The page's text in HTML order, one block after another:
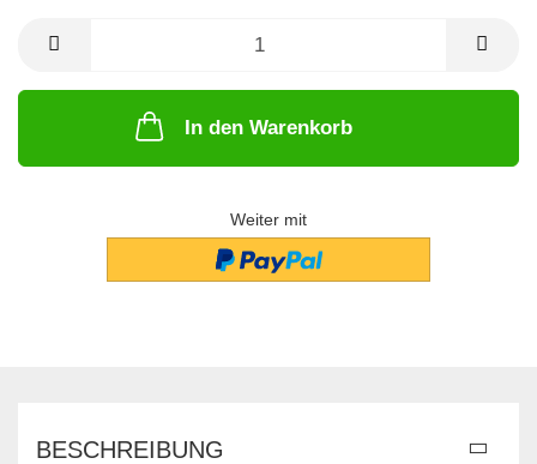
In den Warenkorb
Weiter mit
BESCHREIBUNG